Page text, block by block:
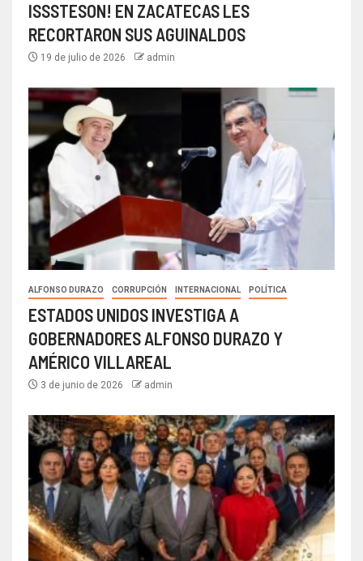
ISSSTESON! EN ZACATECAS LES
RECORTARON SUS AGUINALDOS
19 de julio de 2026 admin
ALFONSO DURAZO CORRUPCIÓN INTERNACIONAL POLÍTICA
ESTADOS UNIDOS INVESTIGA A
GOBERNADORES ALFONSO DURAZO Y
AMÉRICO VILLAREAL
3 de junio de 2026 admin